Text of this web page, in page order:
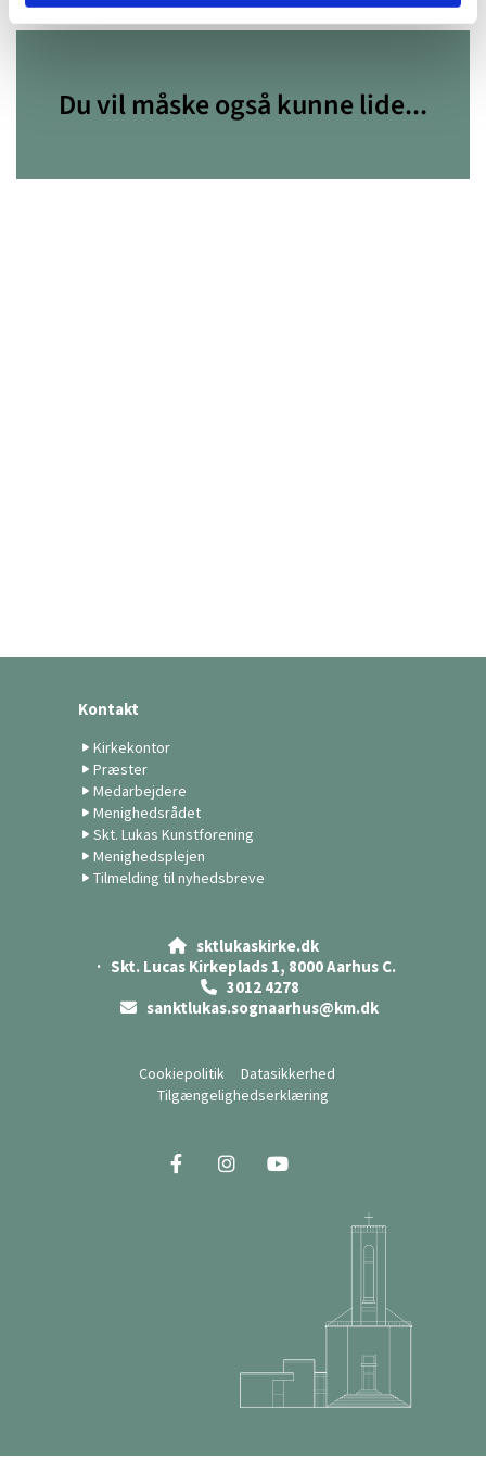
Du vil måske også kunne lide...
Kontakt
Kirkekontor
Præster
Medarbejdere
Menighedsrådet
Skt. Lukas Kunstforening
Menighedsplejen
Tilmelding til nyhedsbreve
sktlukaskirke.dk
· Skt. Lucas Kirkeplads 1, 8000 Aarhus C.
3012 4278
 sanktlukas.sognaarhus@km.dk
Cookiepolitik
Datasikkerhed
Tilgængelighedserklæring